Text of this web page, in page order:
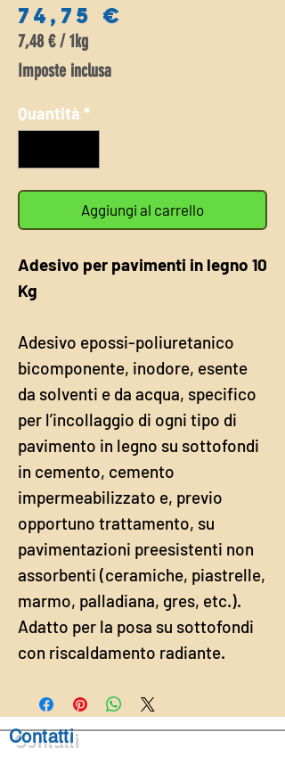
74,75 €
7,48 € /1kg
7,48 €
ogni
1
Chilogrammo
Imposte inclusa
Quantità *
Aggiungi al carrello
Adesivo per pavimenti in legno 10
Kg
Adesivo epossi-poliuretanico
bicomponente, inodore, esente
da solventi e da acqua, specifico
per l’incollaggio di ogni tipo di
pavimento in legno su sottofondi
in cemento, cemento
impermeabilizzato e, previo
opportuno trattamento, su
pavimentazioni preesistenti non
assorbenti (ceramiche, piastrelle,
marmo, palladiana, gres, etc.).
Adatto per la posa su sottofondi
con riscaldamento radiante.
Contatti